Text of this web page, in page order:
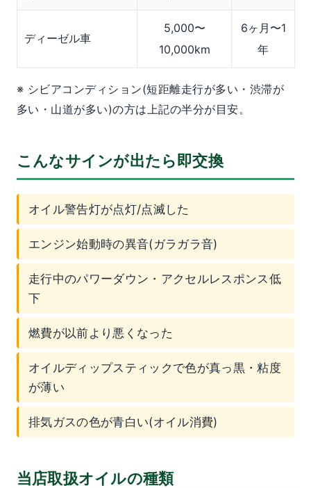
ディーゼル車
5,000〜
10,000km
6ヶ月〜1
年
※ シビアコンディション(短距離走行が多い・渋滞が
多い・山道が多い)の方は上記の半分が目安。
こんなサインが出たら即交換
オイル警告灯が点灯/点滅した
エンジン始動時の異音(ガラガラ音)
走行中のパワーダウン・アクセルレスポンス低
下
燃費が以前より悪くなった
オイルディップスティックで色が真っ黒・粘度
が薄い
排気ガスの色が青白い(オイル消費)
当店取扱オイルの種類